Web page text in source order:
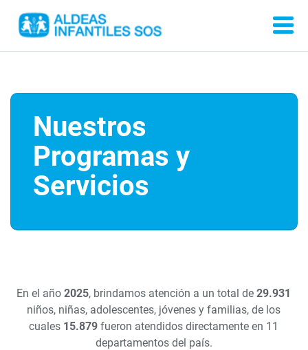
Nuestros
Programas y
Servicios
En el año2025, brindamos atención a un total de29.931
niños, niñas, adolescentes, jóvenes y familias, de los
cuales 15.879 fueron atendidos directamente en 11
departamentos del país.